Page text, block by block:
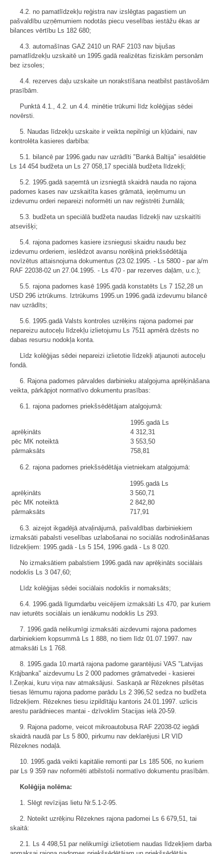
4.2. no pamatlīdzekļu reģistra nav izslēgtas pagastiem un
pašvaldību uzņēmumiem nodotās piecu veselības iestāžu ēkas ar
bilances vērtību Ls 182 680;
4.3. automašīnas GAZ 2410 un RAF 2103 nav bijušas
pamatlīdzekļu uzskaitē un 1995.gadā realizētas fiziskām personām
bez izsoles;
4.4. rezerves daļu uzskaite un norakstīšana neatbilst pastāvošām
prasībām.
Punktā 4.1., 4.2. un 4.4. minētie trūkumi līdz kolēģijas sēdei
novērsti.
5. Naudas līdzekļu uzskaite ir veikta nepilnīgi un kļūdaini, nav
kontrolēta kasieres darbība:
5.1. bilancē par 1996.gadu nav uzrādīti "Bankā Baltija" iesaldētie
Ls 14 454 budžeta un Ls 27 058,17 speciālā budžeta līdzekļi;
5.2. 1995.gadā saņemtā un izsniegtā skaidrā nauda no rajona
padomes kases nav uzskaitīta kases grāmatā, ieņēmumu un
izdevumu orderi nepareizi noformēti un nav reģistrēti žurnālā;
5.3. budžeta un speciālā budžeta naudas līdzekļi nav uzskaitīti
atsevišķi;
5.4. rajona padomes kasiere izsniegusi skaidru naudu bez
izdevumu orderiem, ieslēdzot avansu norēķinā priekšsēdētāja
novīzētus attaisnojuma dokumentus (23.02.1995. - Ls 5800 - par a/m
RAF 22038-02 un 27.04.1995. - Ls 470 - par rezerves daļām, u.c.);
5.5. rajona padomes kasē 1995.gadā konstatēts Ls 7 152,28 un
USD 296 iztrūkums. Iztrūkums 1995.un 1996.gadā izdevumu bilancē
nav uzrādīts;
5.6. 1995.gadā Valsts kontroles uzrēķins rajona padomei par
nepareizu autoceļu līdzekļu izlietojumu Ls 7511 apmērā dzēsts no
dabas resursu nodokļa konta.
Līdz kolēģijas sēdei nepareizi izlietotie līdzekļi atjaunoti autoceļu
fondā.
6. Rajona padomes pārvaldes darbinieku atalgojuma aprēķināšana
veikta, pārkāpjot normatīvo dokumentu prasības:
6.1. rajona padomes priekšsēdētājam atalgojumā:
1995.gadā Ls
aprēķināts
4 312,31
pēc MK noteiktā
3 553,50
pārmaksāts
758,81
6.2. rajona padomes priekšsēdētāja vietniekam atalgojumā:
1995.gadā Ls
aprēķināts
3 560,71
pēc MK noteiktā
2 842,80
pārmaksāts
717,91
6.3. aizejot ikgadējā atvaļinājumā, pašvaldības darbiniekiem
izmaksāti pabalsti veselības uzlabošanai no sociālās nodrošināšanas
līdzekļiem: 1995.gadā - Ls 5 154, 1996.gadā - Ls 8 020.
No izmaksātiem pabalstiem 1996.gadā nav aprēķināts sociālais
nodoklis Ls 3 047,60;
Līdz kolēģijas sēdei sociālais nodoklis ir nomaksāts;
6.4. 1996.gadā līgumdarbu veicējiem izmaksāti Ls 470, par kuriem
nav ieturēts sociālais un ienākumu nodoklis Ls 293.
7. 1996.gadā nelikumīgi izmaksāti aizdevumi rajona padomes
darbiniekiem kopsummā Ls 1 888, no tiem līdz 01.07.1997. nav
atmaksāti Ls 1 768.
8. 1995.gada 10.martā rajona padome garantējusi VAS "Latvijas
Krājbanka" aizdevumu Ls 2 000 padomes grāmatvedei - kasierei
I.Zeņkai, kuru viņa nav atmaksājusi. Saskaņā ar Rēzeknes pilsētas
tiesas lēmumu rajona padome parādu Ls 2 396,52 sedza no budžeta
līdzekļiem. Rēzeknes tiesu izpildītāju kantoris 24.01.1997. uzlicis
arestu parādnieces mantai - dzīvoklim Stacijas ielā 20-59.
9. Rajona padome, veicot mikroautobusa RAF 22038-02 iegādi
skaidrā naudā par Ls 5 800, pirkumu nav deklarējusi LR VID
Rēzeknes nodaļā.
10. 1995.gadā veikti kapitālie remonti par Ls 185 506, no kuriem
par Ls 9 359 nav noformēti atbilstoši normatīvo dokumentu prasībām.
Kolēģija nolēma:
1. Slēgt revīzijas lietu Nr.5.1-2-95.
2. Noteikt uzrēķinu Rēzeknes rajona padomei Ls 6 679,51, tai
skaitā:
2.1. Ls 4 498,51 par nelikumīgi izlietotiem naudas līdzekļiem darba